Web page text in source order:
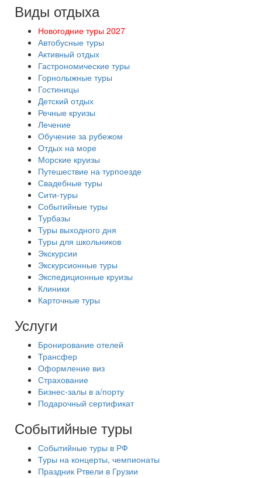
Виды отдыха
Новогодние туры 2027
Автобусные туры
Активный отдых
Гастрономические туры
Горнолыжные туры
Гостиницы
Детский отдых
Речные круизы
Лечение
Обучение за рубежом
Отдых на море
Морские круизы
Путешествие на турпоезде
Свадебные туры
Сити-туры
Событийные туры
Турбазы
Туры выходного дня
Туры для школьников
Экскурсии
Экскурсионные туры
Экспедиционные круизы
Клиники
Карточные туры
Услуги
Бронирование отелей
Трансфер
Оформление виз
Страхование
Бизнес-залы в а/порту
Подарочный сертификат
Событийные туры
Событийные туры в РФ
Туры на концерты, чемпионаты
Праздник Ртвели в Грузии